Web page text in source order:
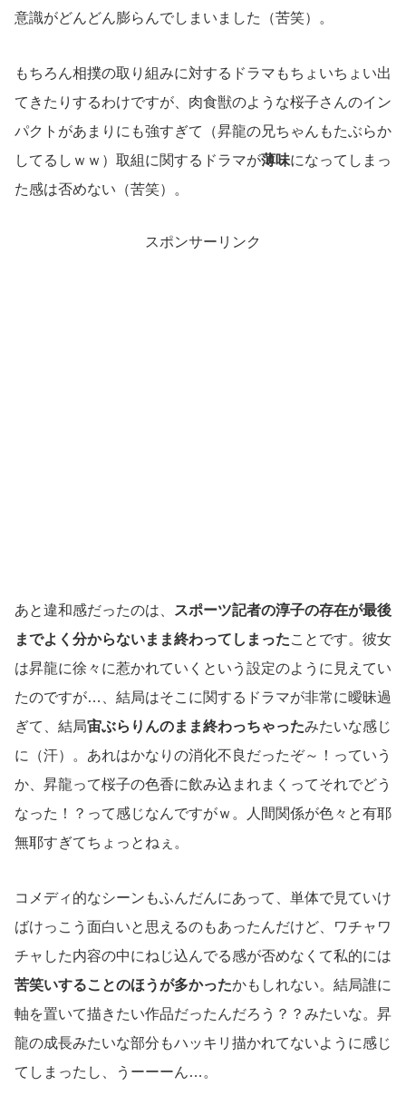
意識がどんどん膨らんでしまいました（苦笑）。
もちろん相撲の取り組みに対するドラマもちょいちょい出
てきたりするわけですが、肉食獣のような桜子さんのイン
パクトがあまりにも強すぎて（昇龍の兄ちゃんもたぶらか
してるしｗｗ）取組に関するドラマが薄味になってしまっ
た感は否めない（苦笑）。
スポンサーリンク
あと違和感だったのは、
スポーツ記者の淳子の存在が最後
までよく分からないまま終わってしまったことです。彼女
は昇龍に徐々に惹かれていくという設定のように見えてい
たのですが…、結局はそこに関するドラマが非常に曖昧過
ぎて、結局宙ぶらりんのまま終わっちゃったみたいな感じ
に（汗）。あれはかなりの消化不良だったぞ～！っていう
か、昇龍って桜子の色香に飲み込まれまくってそれでどう
なった！？って感じなんですがｗ。人間関係が色々と有耶
無耶すぎてちょっとねぇ。
コメディ的なシーンもふんだんにあって、単体で見ていけ
ばけっこう面白いと思えるのもあったんだけど、ワチャワ
チャした内容の中にねじ込んでる感が否めなくて私的には
苦笑いすることのほうが多かったかもしれない。結局誰に
軸を置いて描きたい作品だったんだろう？？みたいな。昇
龍の成長みたいな部分もハッキリ描かれてないように感じ
てしまったし、うーーーん…。